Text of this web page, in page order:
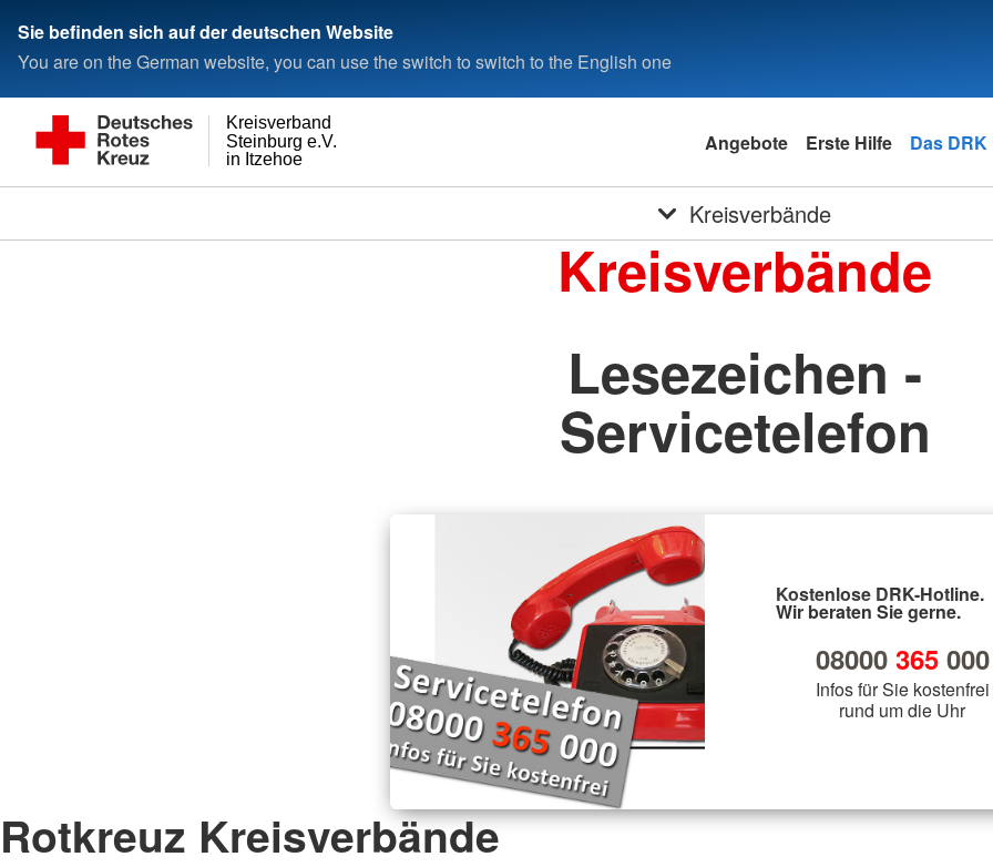
Sie befinden sich auf der deutschen Website
You are on the German website, you can use the switch to switch to the English one
in Itzehoe
Steinburg e.V.
Kreisverband
Angebote Erste Hilfe Das DRK
Kreisverbände
Kreisverbände
Lesezeichen -
Servicetelefon
Kostenlose DRK-Hotline.
Wir beraten Sie gerne.
08000 365000
Infos für Sie kostenfrei
rund um die Uhr
Rotkreuz Kreisverbände